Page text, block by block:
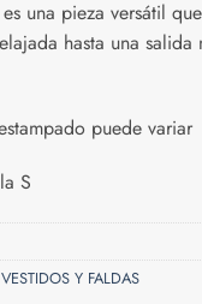
una pieza versátil
hasta una salida
puede variar
S
VESTIDOS Y FALDAS